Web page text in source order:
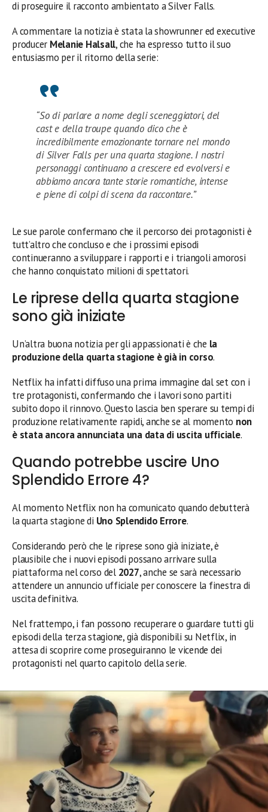
di proseguire il racconto ambientato a Silver Falls.
A commentare la notizia è stata la showrunner ed executive
producer Melanie Halsall, che ha espresso tutto il suo
entusiasmo per il ritorno della serie:
“So di parlare a nome degli sceneggiatori, del
cast e della troupe quando dico che è
incredibilmente emozionante tornare nel mondo
di Silver Falls per una quarta stagione. I nostri
personaggi continuano a crescere ed evolversi e
abbiamo ancora tante storie romantiche, intense
e piene di colpi di scena da raccontare.”
Le sue parole confermano che il percorso dei protagonisti è
tutt’altro che concluso e che i prossimi episodi
continueranno a sviluppare i rapporti e i triangoli amorosi
che hanno conquistato milioni di spettatori.
Le riprese della quarta stagione
sono già iniziate
Un’altra buona notizia per gli appassionati è che la
produzione della quarta stagione è già in corso.
Netflix ha infatti diffuso una prima immagine dal set con i
tre protagonisti, confermando che i lavori sono partiti
subito dopo il rinnovo. Questo lascia ben sperare su tempi di
produzione relativamente rapidi, anche se al momento non
è stata ancora annunciata una data di uscita ufficiale.
Quando potrebbe uscire Uno
Splendido Errore 4?
Al momento Netflix non ha comunicato quando debutterà
la quarta stagione di Uno Splendido Errore.
Considerando però che le riprese sono già iniziate, è
plausibile che i nuovi episodi possano arrivare sulla
piattaforma nel corso del 2027, anche se sarà necessario
attendere un annuncio ufficiale per conoscere la finestra di
uscita definitiva.
Nel frattempo, i fan possono recuperare o guardare tutti gli
episodi della terza stagione, già disponibili su Netflix, in
attesa di scoprire come proseguiranno le vicende dei
protagonisti nel quarto capitolo della serie.